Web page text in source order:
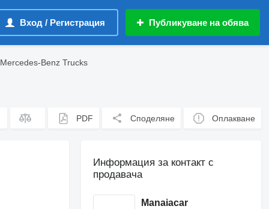
Вход / Регистрация Публикуване на обява
Benz Trucks
PDF Споделяне Оплакване
Информация за контакт с
продавача
Manaiacar